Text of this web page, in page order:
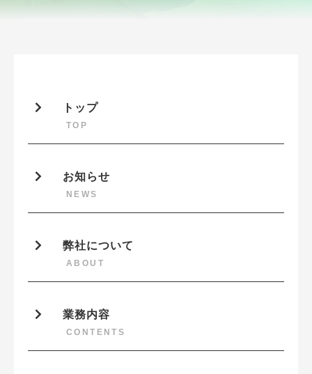
トップ
TOP
お知らせ
NEWS
弊社について
ABOUT
業務内容
CONTENTS